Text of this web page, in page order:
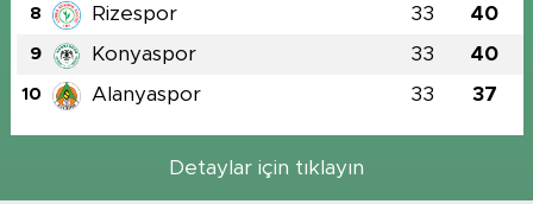
8 Rizespor 33 40
9 Konyaspor 33 40
10 Alanyaspor 33 37
Detaylar için tıklayın